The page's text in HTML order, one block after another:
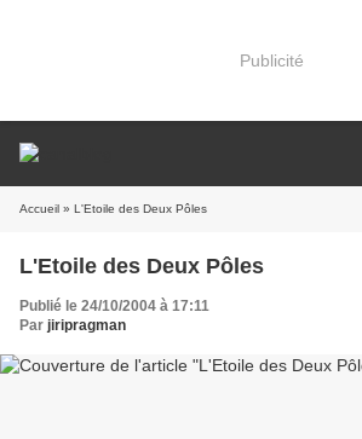
Publicité
Accueil » L'Etoile des Deux Pôles
L'Etoile des Deux Pôles
Publié le 24/10/2004 à 17:11
Par jiripragman